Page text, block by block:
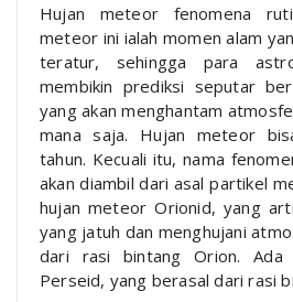
Hujan meteor fenomena
meteor ini ialah momen alam
teratur, sehingga para
membikin prediksi seputar
yang akan menghantam
mana saja. Hujan meteor
tahun. Kecuali itu, nama
akan diambil dari asal partikel
hujan meteor Orionid, yang
yang jatuh dan menghujani
dari rasi bintang Orion.
Perseid, yang berasal dari rasi